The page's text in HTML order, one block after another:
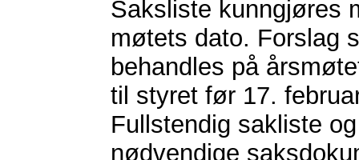
Saksliste kunngjøres
møtets dato. Forslag
behandles på
til styret før 17.
Fullstendig sakliste
nødvendige